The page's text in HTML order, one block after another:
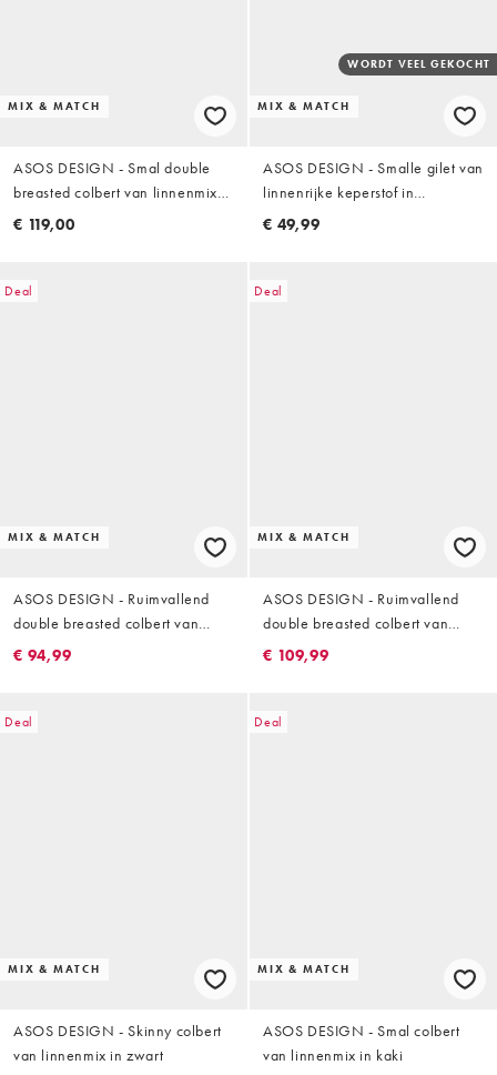
MIX & MATCH
ASOS DESIGN - Smal double
breasted colbert van linnenmix
met krijtstreep in kiezelkleur
€ 119,00
MIX & MATCH
WORDT VEEL GEKOCHT
ASOS DESIGN - Smalle gilet van
linnenrijke keperstof in
donkergroen
€ 49,99
Deal
MIX & MATCH
ASOS DESIGN - Ruimvallend
double breasted colbert van
linnenmix in blauw
€ 94,99
Deal
MIX & MATCH
ASOS DESIGN - Ruimvallend
double breasted colbert van
linnenmix in donkerbruin
€ 109,99
Deal
MIX & MATCH
ASOS DESIGN - Skinny colbert
van linnenmix in zwart
Deal
MIX & MATCH
ASOS DESIGN - Smal colbert
van linnenmix in kaki